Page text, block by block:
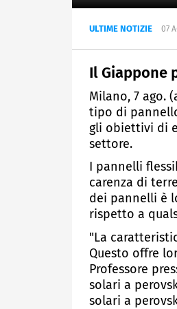
ULTIME NOTIZIE 07
Il Giappone
Milano, 7 ago.
tipo di
gli obiettivi di
settore.
I pannelli
carenza di
dei pannelli è
rispetto a
"La
Questo offre
Professore
solari a
solari a